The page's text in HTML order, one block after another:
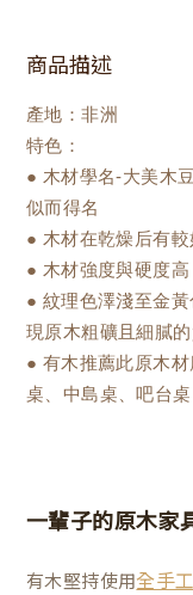
商品描述
產地：非洲
特色：
● 木材學名-大美木
似而得名
● 木材在乾燥后有
● 木材強度與硬度高
● 紋理色澤淺至金
現原木粗礦且細膩
● 有木推薦此原木
桌、中島桌、吧台
一輩子的原木家
有木堅持使用全手